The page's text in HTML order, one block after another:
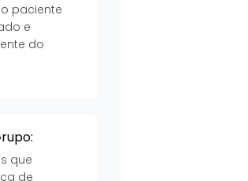
paciente
e
do
que
de